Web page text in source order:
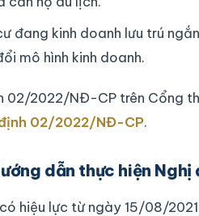
đang kinh doanh lưu trú
mô hình kinh doanh.
02/2022/NĐ-CP trên Cổng
02/2022/NĐ-CP.
dẫn thực hiện Nghị
hiệu lực từ ngày 15/08/